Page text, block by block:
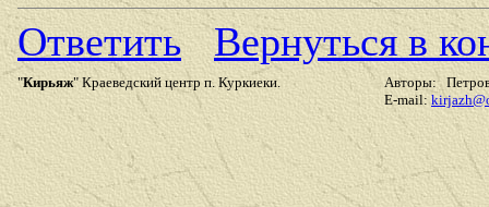
Ответить
Вернуться в
"Кирьяж" Краеведский центр п. Куркиеки.
Авторы:
E-mail: